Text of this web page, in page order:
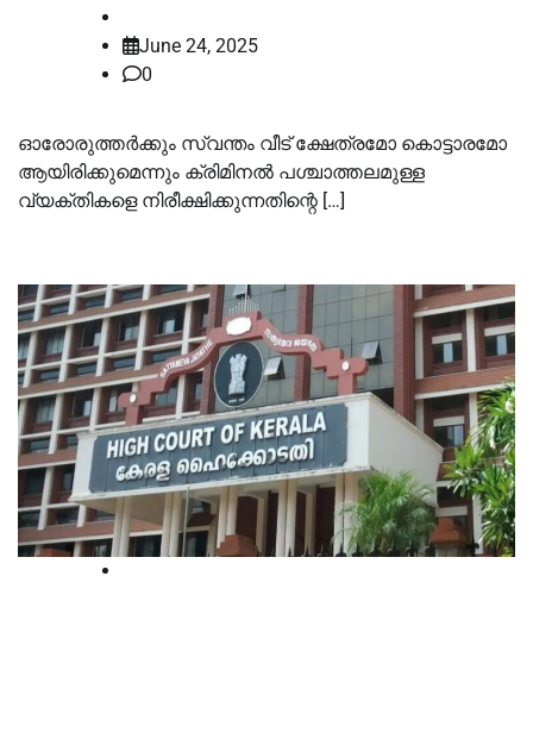
June 24, 2025
0
ഓരോരുത്തർക്കും സ്വന്തം വീട് ക്ഷേത്രമോ കൊട്ടാരമോ
ആയിരിക്കുമെന്നും ക്രിമിനല്‍ പശ്ചാത്തലമുള്ള
വ്യക്തികളെ നിരീക്ഷിക്കുന്നതിന്റെ […]